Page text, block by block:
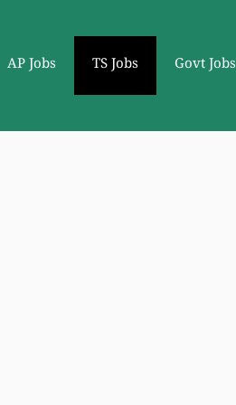
AP Jobs TS Jobs Govt Jobs